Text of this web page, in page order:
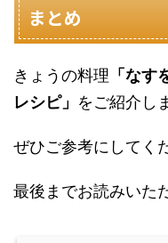
まとめ
きょうの料理 「な
レシピ」 をご紹介し
ぜひご参考にしてく
最後までお読みいた